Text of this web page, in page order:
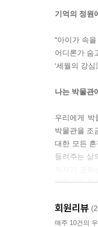
어머니의 술
자화상 그리
내게 행복을
잠수복과 나
강 깊은 당신
다시, 내 청
에필로그
버려야 할 삶
기억의 정원
“아이가 속
어디론가 숨
‘세월의 강
나는 박물관
우리에게 박
박물관을 조
대한 모든
들려주는 삶
박물관이 정
지친 일상을
회원리뷰
매주 10건의